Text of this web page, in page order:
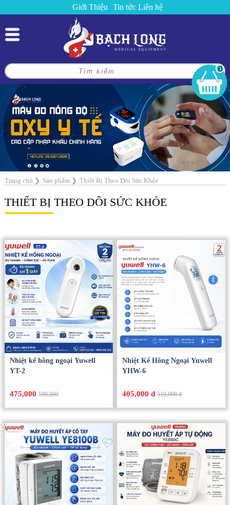
Giới Thiệu Tin tức Liên hệ
0
Trang chủ ❯ Sản phẩm❯ Thiết Bị Theo Dõi Sức Khỏe
THIẾT BỊ THEO DÕI SỨC KHỎE
Nhiệt kế hồng ngoại Yuwell
YT-2
475,000590,000
Nhiệt Kế Hồng Ngoại Yuwell
YHW-6
405,000 đ 510,000 đ